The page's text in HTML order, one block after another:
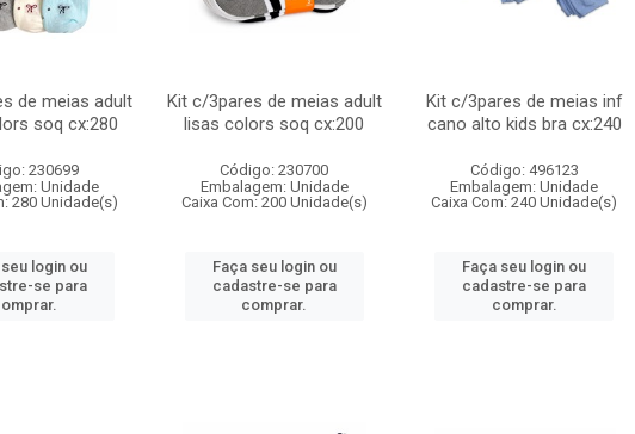
de meias adult
soq cx:280
230699
Unidade
280 Unidade(s)
login ou
se para
Kit c/3pares de meias adult
lisas colors soq cx:200
Código: 230700
Embalagem: Unidade
Caixa Com: 200 Unidade(s)
Faça seu login ou
cadastre-se para
comprar.
Kit c/3pares de meias inf
cano alto kids bra cx:240
Código: 496123
Embalagem: Unidade
Caixa Com: 240 Unidade(s)
Faça seu login ou
cadastre-se para
comprar.